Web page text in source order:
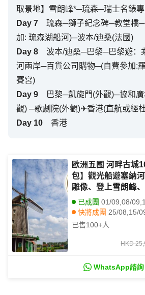
取景地】雪朗峰*─琉森─瑞士名錶
Day 7
琉森─獅子紀念碑─教堂橋
加: 琉森湖船河)─波本/迪桑(法國)
Day 8
波本/迪桑─巴黎─巴黎遊：
河兩岸─百貨公司購物─(自費參加:
賽宮)
Day 9
巴黎─凱旋門(外觀)─協和
觀) ─歌劇院(外觀)✈香港(直航或經
Day 10 香港
歐洲五國 河畔古城
包】觀光船遊塞納
雕像、登上雪朗峰
馬已成團 01/09,08/09,11/09,18/
快將成團 25/08,15/09,06/11,20/
其他日期
已售100+人
HKD
WhatsApp諮詢